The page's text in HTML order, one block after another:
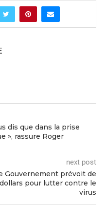
dis que dans la prise
», rassure Roger
next post
Gouvernement prévoit de
pour lutter contre le
virus